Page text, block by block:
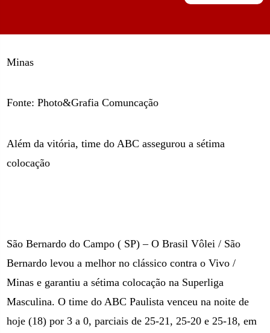
Minas
Fonte: Photo&Grafia Comuncação
Além da vitória, time do ABC assegurou a sétima
colocação
São Bernardo do Campo ( SP) – O Brasil Vôlei / São
Bernardo levou a melhor no clássico contra o Vivo /
Minas e garantiu a sétima colocação na Superliga
Masculina. O time do ABC Paulista venceu na noite de
hoje (18) por 3 a 0, parciais de 25-21, 25-20 e 25-18, em